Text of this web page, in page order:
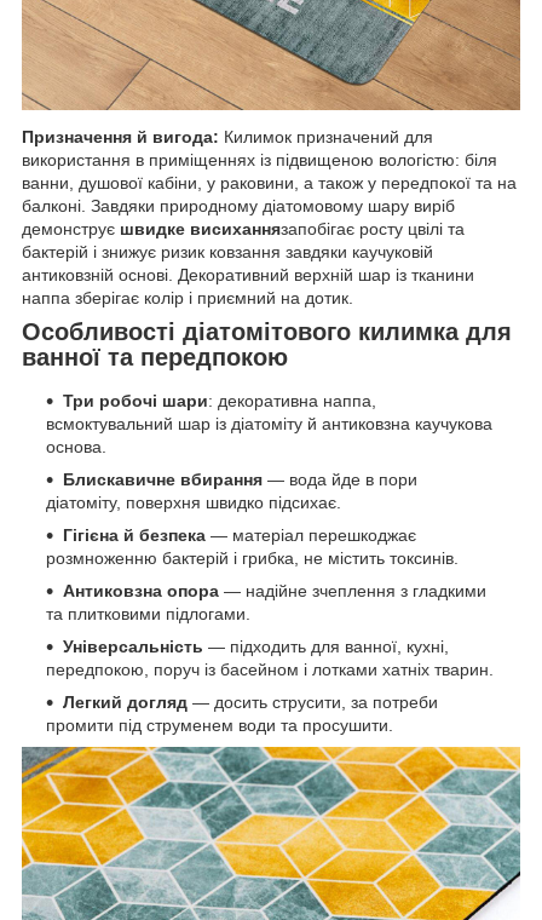
Призначення й вигода: Килимок призначений для
використання в приміщеннях із підвищеною вологістю: біля
ванни, душової кабіни, у раковини, а також у передпокої та на
балконі. Завдяки природному діатомовому шару виріб
демонструє швидке висиханнязапобігає росту цвілі та
бактерій і знижує ризик ковзання завдяки каучуковій
антиковзній основі. Декоративний верхній шар із тканини
наппа зберігає колір і приємний на дотик.
Особливості діатомітового килимка для
ванної та передпокою
Три робочі шари: декоративна наппа,
всмоктувальний шар із діатоміту й антиковзна каучукова
основа.
Блискавичне вбирання — вода йде в пори
діатоміту, поверхня швидко підсихає.
Гігієна й безпека — матеріал перешкоджає
розмноженню бактерій і грибка, не містить токсинів.
Антиковзна опора — надійне зчеплення з гладкими
та плитковими підлогами.
Універсальність — підходить для ванної, кухні,
передпокою, поруч із басейном і лотками хатніх тварин.
Легкий догляд — досить струсити, за потреби
промити під струменем води та просушити.